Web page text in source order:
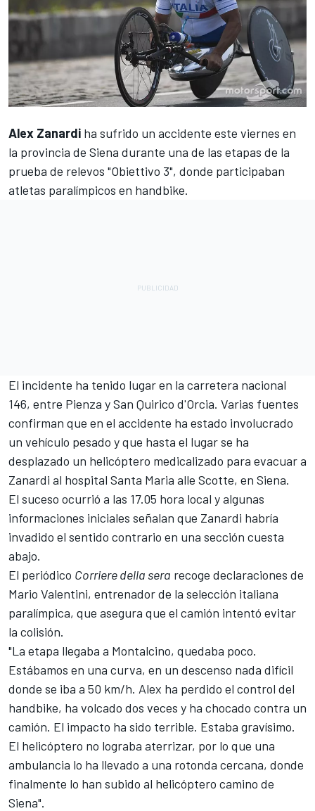
Alex Zanardi ha sufrido un accidente este viernes en
la provincia de Siena durante una de las etapas de la
prueba de relevos "Obiettivo 3", donde participaban
atletas paralímpicos en handbike.
El incidente ha tenido lugar en la carretera nacional
146, entre Pienza y San Quirico d'Orcia. Varias fuentes
confirman que en el accidente ha estado involucrado
un vehículo pesado y que hasta el lugar se ha
desplazado un helicóptero medicalizado para evacuar a
Zanardi al hospital Santa Maria alle Scotte, en Siena.
El suceso ocurrió a las 17.05 hora local y algunas
informaciones iniciales señalan que Zanardi habría
invadido el sentido contrario en una sección cuesta
abajo.
El periódico Corriere della sera recoge declaraciones de
Mario Valentini, entrenador de la selección italiana
paralímpica, que asegura que el camión intentó evitar
la colisión.
"La etapa llegaba a Montalcino, quedaba poco.
Estábamos en una curva, en un descenso nada difícil
donde se iba a 50 km/h. Alex ha perdido el control del
handbike, ha volcado dos veces y ha chocado contra un
camión. El impacto ha sido terrible. Estaba gravísimo.
El helicóptero no lograba aterrizar, por lo que una
ambulancia lo ha llevado a una rotonda cercana, donde
finalmente lo han subido al helicóptero camino de
Siena".